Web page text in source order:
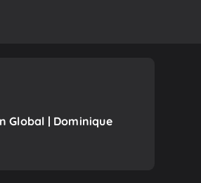
Global | Dominique